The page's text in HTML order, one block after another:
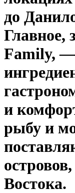
до
Главное,
Family, —
и
рыбу и
Востока.